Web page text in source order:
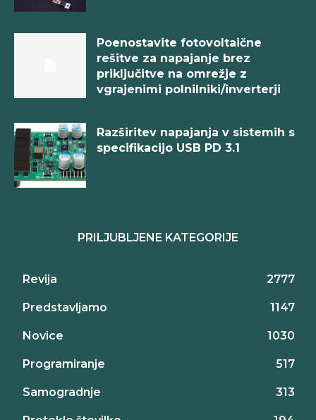
Poenostavite fotovoltaične
rešitve za napajanje brez
priključitve na omrežje z
vgrajenimi polnilniki/inverterji
Razširitev napajanja v sistemih s
specifikacijo USB PD 3.1
PRILJUBLJENE KATEGORIJE
Revija 2777
Predstavljamo 1147
Novice 1030
Programiranje 517
Samogradnje 313